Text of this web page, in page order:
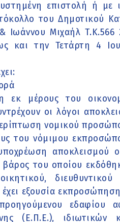
επιστολή ή
του Δημοτικού
Μιχαήλ Τ.Κ.566
και την Τετάρτη 4
εκ μέρους του
οι λόγοι
νομικού
του νόμιμου
αποκλεισμού
του οποίου
εξουσία
εδαφίου
(Ε.Π.Ε.), ιδιωτικών